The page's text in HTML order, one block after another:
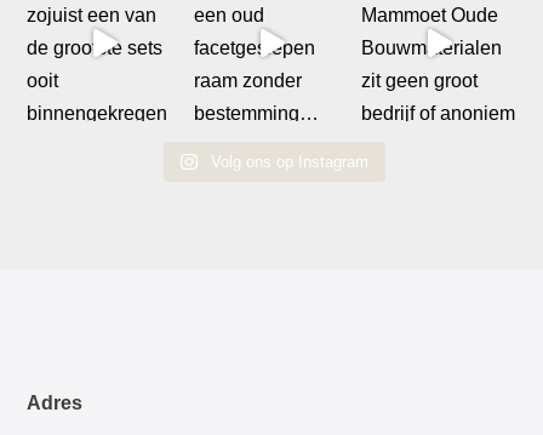
Volg ons op Instagram
Adres